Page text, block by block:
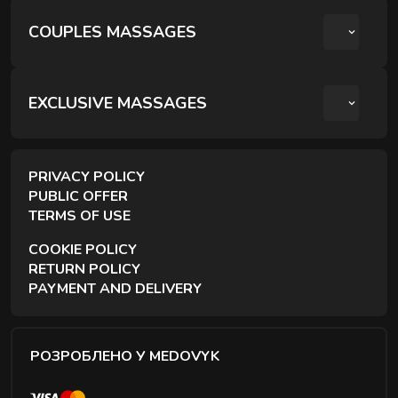
COUPLES MASSAGES
КРЕОЛЬСЬКИЙ ПАРНИЙ РЕЛАКС
EXCLUSIVE MASSAGES
PRIVACY POLICY
PUBLIC OFFER
TERMS OF USE
COOKIE POLICY
RETURN POLICY
PAYMENT AND DELIVERY
РОЗРОБЛЕНО У MEDOVYK